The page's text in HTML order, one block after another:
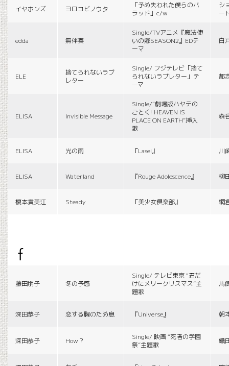
イヤホンズ ヨロコビノウタ
「予め失われた僕らのバ
ラッド」c/w
シ
ー
edda 無伴奏
Single/TVアニメ『魔法使
いの嫁SEASON2』EDテ
ーマ
白
ELE
捨てられないラブ
レター
Single/ フジテレビ「捨て
られないラブレター」テ
—マ
都
ELISA Invisible Message
Single/“劇場版ハヤテの
ごとく! HEAVEN IS
PLACE ON EARTH”挿入
歌
森
ELISA 光の雨 『Lasei』 川
ELISA Waterland 『Rouge Adolescence』 柳
榎本貴美江 Steady 『美少女倶楽部』 網
f
藤田朋子 冬の予感
Single/ テレビ東京 “君だ
けにメリークリスマス”主
題歌
馬
深田恭子 恋する胸のため息 『Universe』 朝
深田恭子 How？
Single/ 映画 “死者の学園
祭”主題歌
織